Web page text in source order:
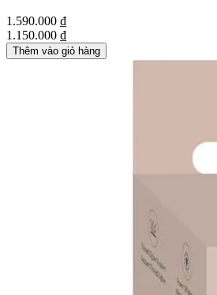
1.590.000 ₫
1.150.000 ₫
Thêm vào giỏ hàng